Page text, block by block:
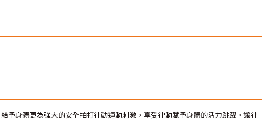
予身體更為強大的安全拍打律動運動刺激，享受律動賦予身體的活力跳躍。讓律